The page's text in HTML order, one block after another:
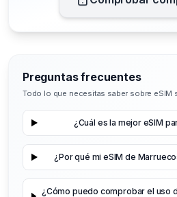
Preguntas frecuentes
Todo lo que necesitas saber sobre eSIM
¿Cuál es la mejor eSIM
¿Por qué mi eSIM de
¿Cómo puedo comprobar el uso